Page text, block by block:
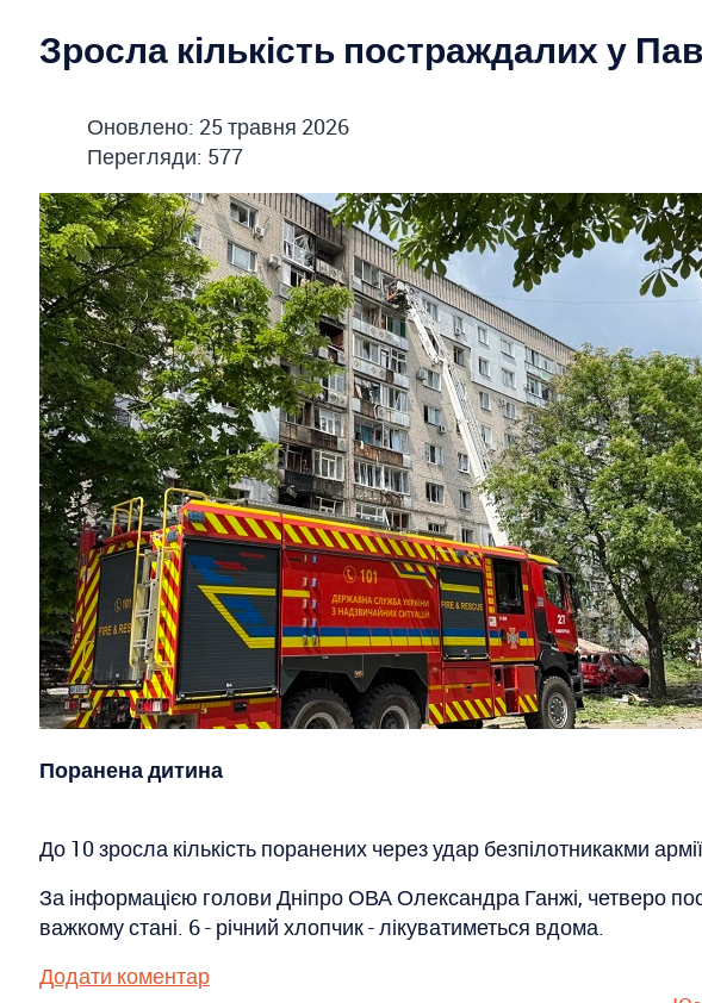
Зросла кількість постраждалих у
Оновлено: 25 травня 2026
Перегляди: 577
Поранена дитина
До 10 зросла кількість поранених через удар безпілотникакми
За інформацією голови Дніпро ОВА Олександра Ганжі, четверо
важкому стані. 6 - річний хлопчик - лікуватиметься вдома.
Додати коментар